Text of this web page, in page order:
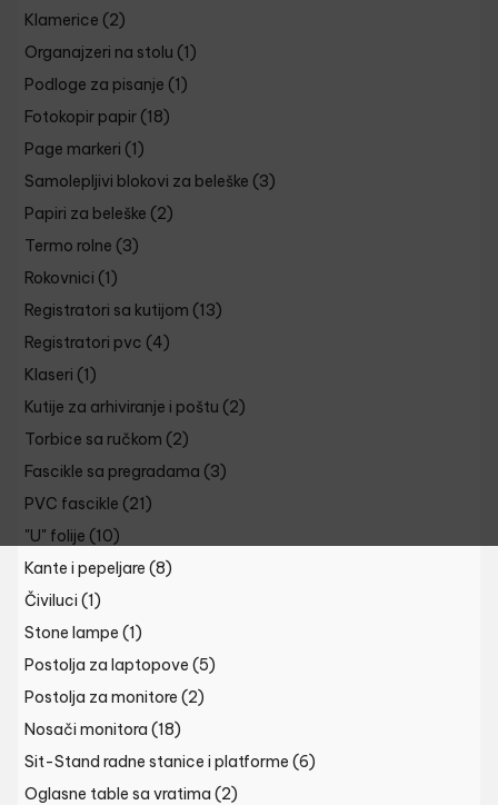
Klamerice (2)
Organajzeri na stolu (1)
Podloge za pisanje (1)
Fotokopir papir (18)
Page markeri (1)
Samolepljivi blokovi za beleške (3)
Papiri za beleške (2)
Termo rolne (3)
Rokovnici (1)
Registratori sa kutijom (13)
Registratori pvc (4)
Klaseri (1)
Kutije za arhiviranje i poštu (2)
Torbice sa ručkom (2)
Fascikle sa pregradama (3)
PVC fascikle (21)
"U" folije (10)
Kante i pepeljare (8)
Čiviluci (1)
Stone lampe (1)
Postolja za laptopove (5)
Postolja za monitore (2)
Nosači monitora (18)
Sit-Stand radne stanice i platforme (6)
Oglasne table sa vratima (2)